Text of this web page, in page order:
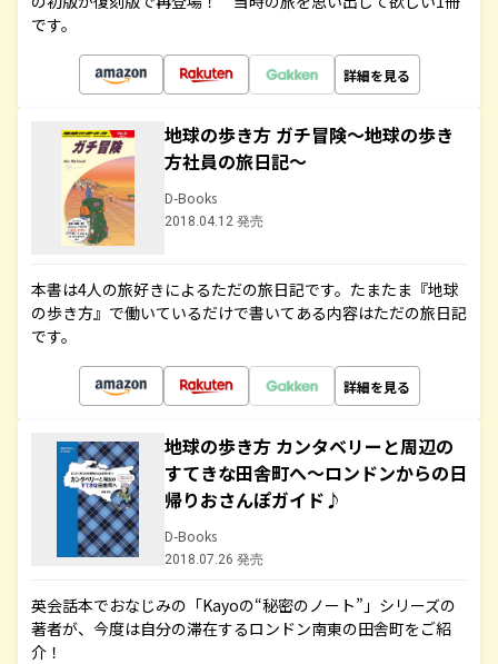
です。
詳細を見る
地球の歩き方 ガチ冒険～地球の歩き
方社員の旅日記～
D-Books
2018.04.12 発売
本書は4人の旅好きによるただの旅日記です。たまたま『地球
の歩き方』で働いているだけで書いてある内容はただの旅日記
です。
詳細を見る
地球の歩き方 カンタベリーと周辺の
すてきな田舎町へ～ロンドンからの日
帰りおさんぽガイド♪
D-Books
2018.07.26 発売
英会話本でおなじみの「Kayoの“秘密のノート”」シリーズの
著者が、今度は自分の滞在するロンドン南東の田舎町をご紹
介！